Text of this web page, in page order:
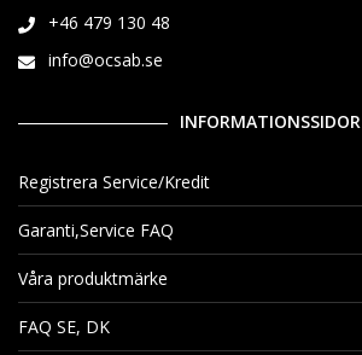
+46 479 130 48
info@ocsab.se
INFORMATIONSSIDOR
Registrera Service/Kredit
Garanti,Service FAQ
Våra produktmärke
FAQ SE, DK